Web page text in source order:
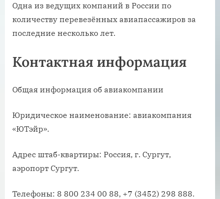
Одна из ведущих компаний в России по
количеству перевезённых авиапассажиров за
последние несколько лет.
Контактная информация
Общая информация об авиакомпании
Юридическое наименование: авиакомпания
«ЮТэйр».
Адрес штаб-квартиры: Россия, г. Сургут,
аэропорт Сургут.
Телефоны: 8 800 234 00 88, +7 (3452) 298 888.